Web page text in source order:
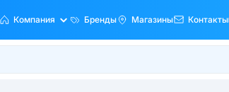
Компания Бренды Магазины Контакты